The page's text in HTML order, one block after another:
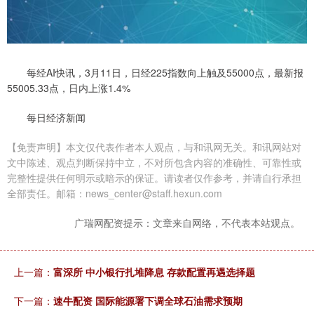
每经AI快讯，3月11日，日经225指数向上触及55000点，最新报
55005.33点，日内上涨1.4%
每日经济新闻
【免责声明】本文仅代表作者本人观点，与和讯网无关。和讯网站对
文中陈述、观点判断保持中立，不对所包含内容的准确性、可靠性或
完整性提供任何明示或暗示的保证。请读者仅作参考，并请自行承担
全部责任。邮箱：news_center@staff.hexun.com
广瑞网配资提示：文章来自网络，不代表本站观点。
上一篇： 富深所 中小银行扎堆降息 存款配置再遇选择题
下一篇： 速牛配资 国际能源署下调全球石油需求预期